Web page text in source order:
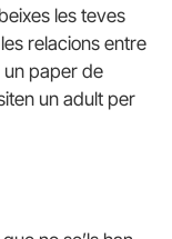
les teves
relacions entre
un paper de
un adult per